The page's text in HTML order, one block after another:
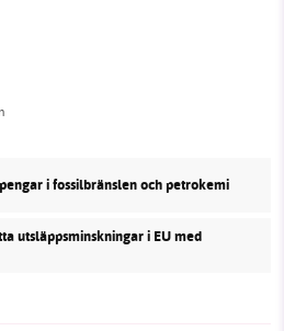
i fossilbränslen och petrokemi
utsläppsminskningar i EU med